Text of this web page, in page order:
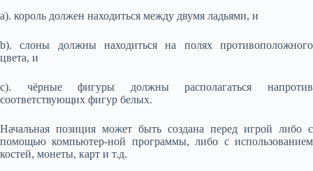
a). король должен находиться между двумя ладьями, и
b). слоны должны находиться на полях противоположного
цвета, и
c). чёрные фигуры должны располагаться напротив
соответствующих фигур белых.
Начальная позиция может быть создана перед игрой либо с
помощью компьютер-ной программы, либо с использованием
костей, монеты, карт и т.д.